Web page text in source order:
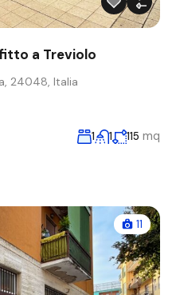
a Treviolo
24048, Italia
1 1 115 mq
11